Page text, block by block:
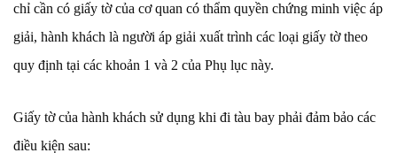
chỉ cần có giấy tờ của cơ quan có thẩm quyền chứng minh việc áp
giải, hành khách là người áp giải xuất trình các loại giấy tờ theo
quy định tại các khoản 1 và 2 của Phụ lục này.
Giấy tờ của hành khách sử dụng khi đi tàu bay phải đảm bảo các
điều kiện sau: